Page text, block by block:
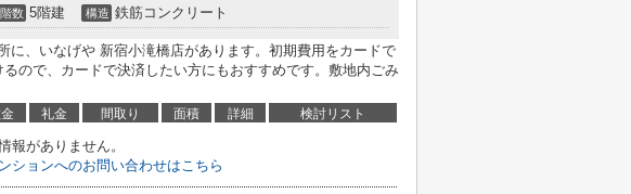
階数 5階建 構造 鉄筋コンクリート
に、いなげや 新宿小滝橋店があります。初期費用をカードで
るので、カードで決済したい方にもおすすめです。敷地内ごみ
礼金 間取り 面積 詳細 検討リスト
報がありません。
ションへのお問い合わせはこちら